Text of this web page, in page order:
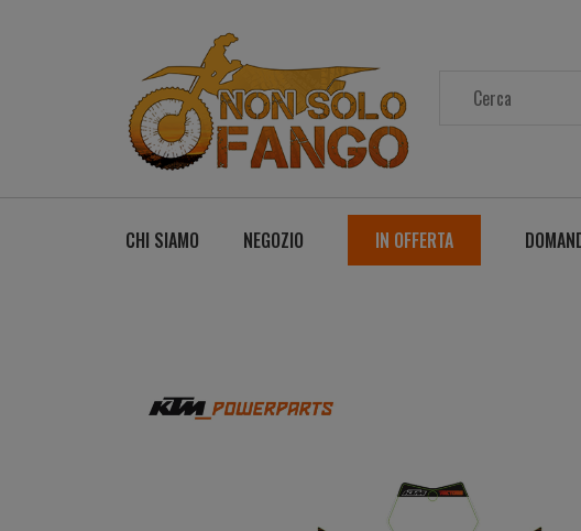
CHI SIAMO NEGOZIO IN OFFERTA